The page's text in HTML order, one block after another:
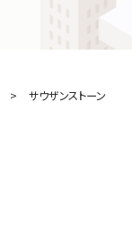
サウザンストーン